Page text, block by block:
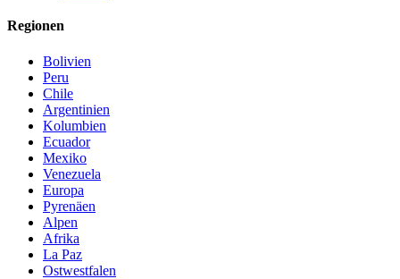
Regionen
Bolivien
Peru
Chile
Argentinien
Kolumbien
Ecuador
Mexiko
Venezuela
Europa
Pyrenäen
Alpen
Afrika
La Paz
Ostwestfalen